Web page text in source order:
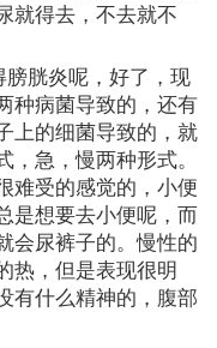
就得去，不去就不
胱炎呢，好了，现
种病菌导致的，还有
上的细菌导致的，就
，急，慢两种形式。
难受的感觉的，小便
是想要去小便呢，而
会尿裤子的。慢性的
热，但是表现很明
有什么精神的，腹部